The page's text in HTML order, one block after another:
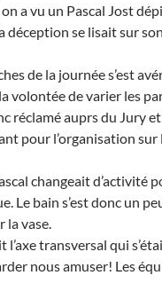
a vu un Pascal Jost
déception se lisait sur
de la journée s’est
volontée de varier les
réclamé auprs du Jury
pour l’organisation sur
changeait d’activité
Le bain s’est donc un
la vase.
l’axe transversal qui
nous amuser! Les